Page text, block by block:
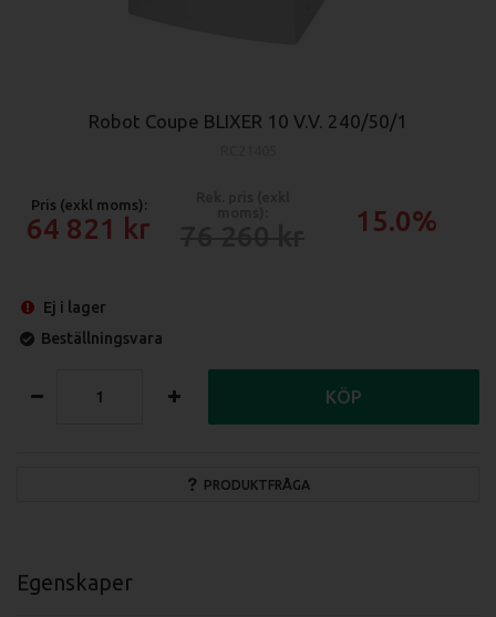
Robot Coupe BLIXER 10 V.V. 240/50/1
Pris (exkl moms):
64 821 15.0%
Ej i lager
Beställningsvara
PRODUKTFRÅGA
KÖP
Egenskaper